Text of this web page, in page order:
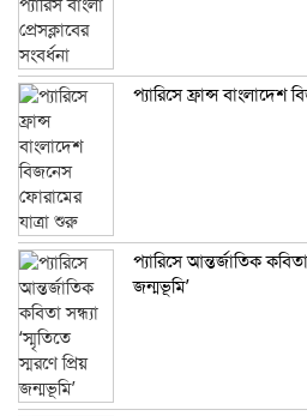
প্যারিসে ফ্রান্স
প্যারিসে আন্তর্জাতিক
জন্মভূমি’